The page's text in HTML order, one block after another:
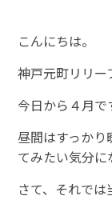
こんにちは。
神戸元町リリー
今日から４月で
昼間はすっかり
てみたい気分に
さて、それでは